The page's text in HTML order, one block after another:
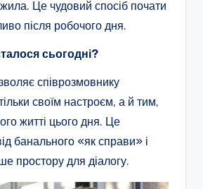
Це чудовий спосіб почати
після робочого дня.
сьогодні?
співрозмовнику
своїм настроєм, а й тим,
житті цього дня. Це
банального «як справи» і
простору для діалогу.